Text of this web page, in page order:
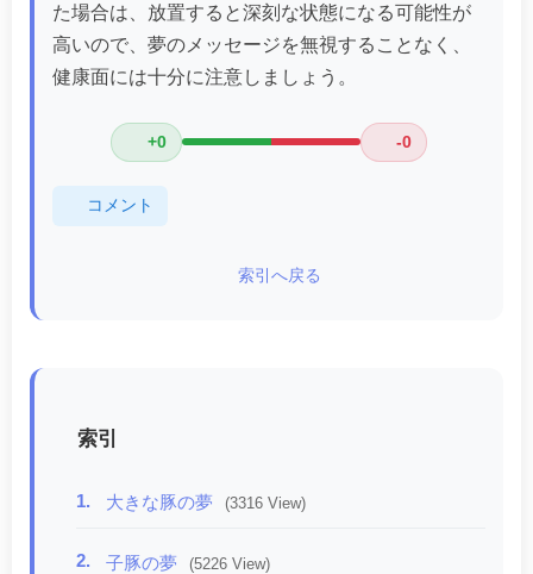
た場合は、放置すると深刻な状態になる可能性が
高いので、夢のメッセージを無視することなく、
健康面には十分に注意しましょう。
+0 -0
コメント
索引へ戻る
索引
1. 大きな豚の夢 (3316 View)
2. 子豚の夢 (5226 View)